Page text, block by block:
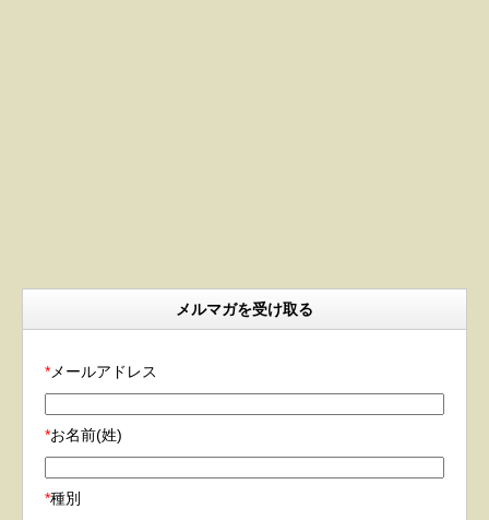
メルマガを受け取る
*メールアドレス
*お名前(姓)
*種別